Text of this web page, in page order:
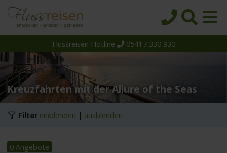
Top-Angebote
Reiseziele
Themen
Reedereien
Schiffe
Flussreisen Hotline 0541 / 330 930
Kreuzfahrten mit der Allure of the Seas
Filter einblenden | ausblenden
0 Angebote